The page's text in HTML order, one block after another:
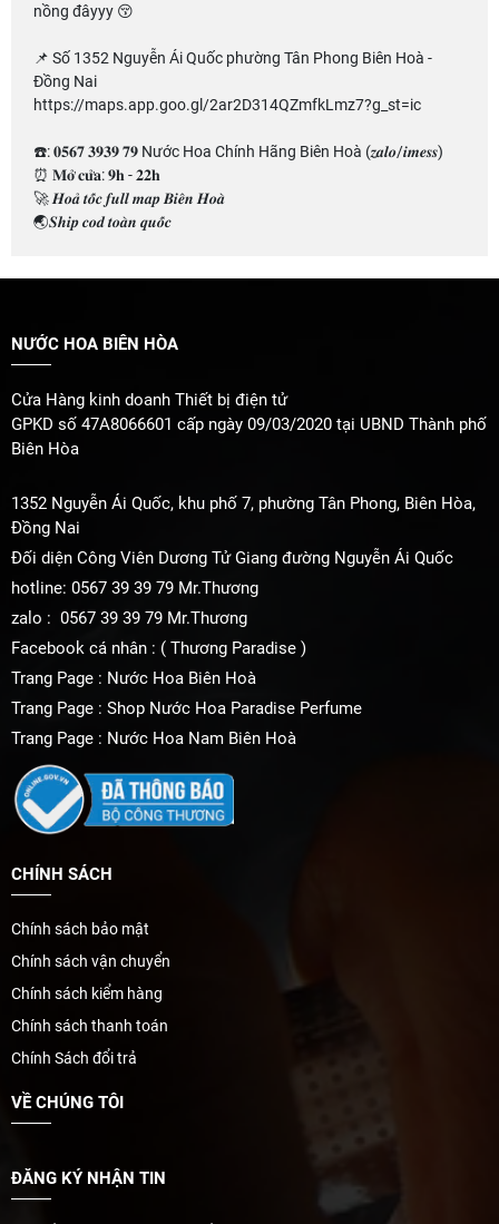
nồng đâyyy 😚
📌 Số 1352 Nguyễn Ái Quốc phường Tân Phong Biên Hoà -
Đồng Nai
https://maps.app.goo.gl/2ar2D314QZmfkLmz7?g_st=ic
☎️: 𝟎𝟓𝟔𝟕 𝟑𝟗𝟑𝟗 𝟕𝟗 Nước Hoa Chính Hãng Biên Hoà (𝒛𝒂𝒍𝒐/𝒊𝒎𝒆𝒔𝒔)
⏰ 𝐌𝐨̛̉ 𝐜𝐮̛̉𝐚: 𝟗𝐡 - 𝟐𝟐𝐡
🚀 𝑯𝒐𝒂̉ 𝒕𝒐̂́𝒄 𝒇𝒖𝒍𝒍 𝒎𝒂𝒑 𝑩𝒊𝒆̂𝒏 𝑯𝒐𝒂̀
🌏𝑺𝒉𝒊𝒑 𝒄𝒐𝒅 𝒕𝒐𝒂̀𝒏 𝒒𝒖𝒐̂́𝒄
NƯỚC HOA BIÊN HÒA
Cửa Hàng kinh doanh Thiết bị điện tử
GPKD số 47A8066601 cấp ngày 09/03/2020 tại UBND Thành phố
Biên Hòa
1352 Nguyễn Ái Quốc, khu phố 7, phường Tân Phong, Biên Hòa,
Đồng Nai
Đối diện Công Viên Dương Tử Giang đường Nguyễn Ái Quốc
hotline: 0567 39 39 79 Mr.Thương
zalo : 0567 39 39 79 Mr.Thương
Facebook cá nhân : ( Thương Paradise )
Trang Page : Nước Hoa Biên Hoà
Trang Page : Shop Nước Hoa Paradise Perfume
Trang Page : Nước Hoa Nam Biên Hoà
CHÍNH SÁCH
Chính sách bảo mật
Chính sách vận chuyển
Chính sách kiểm hàng
Chính sách thanh toán
Chính Sách đổi trả
VỀ CHÚNG TÔI
ĐĂNG KÝ NHẬN TIN